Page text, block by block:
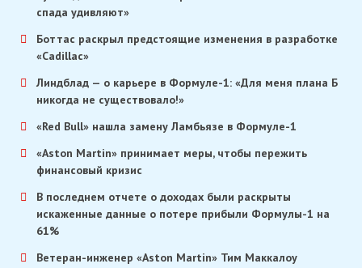
спада удивляют»
Боттас раскрыл предстоящие изменения в разработке
«Cadillac»
Линдблад — о карьере в Формуле-1: «Для меня плана Б
никогда не существовало!»
«Red Bull» нашла замену Ламбьязе в Формуле-1
«Aston Martin» принимает меры, чтобы пережить
финансовый кризис
В последнем отчете о доходах были раскрыты
искаженные данные о потере прибыли Формулы-1 на
61%
Ветеран-инженер «Aston Martin» Тим Маккалоу